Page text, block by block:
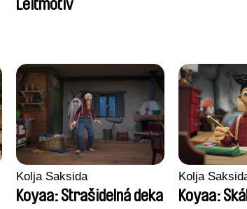
Leitmotiv
Kolja Saksida
Koyaa: Strašidelná deka
Kolja
Koyaa: